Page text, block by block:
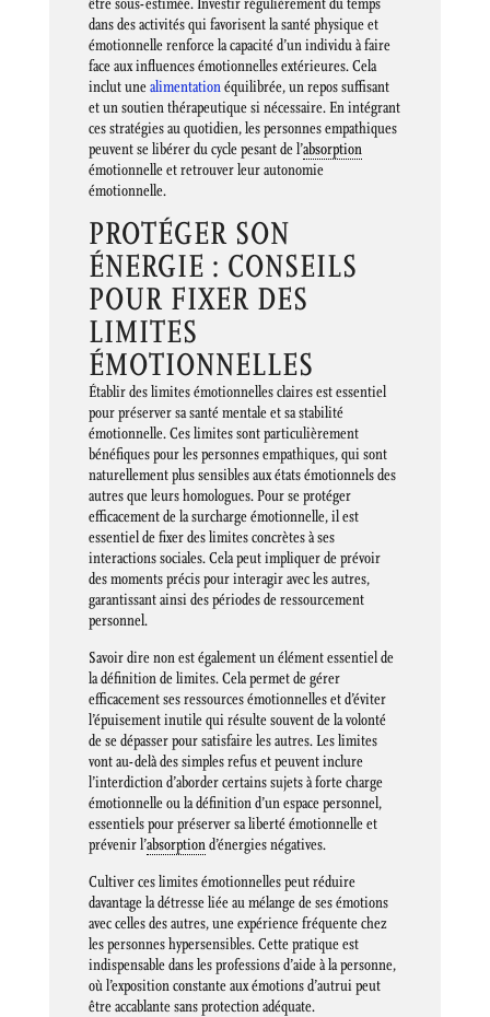
dans des activités qui favorisent la santé physique et
émotionnelle renforce la capacité d’un individu à faire
face aux influences émotionnelles extérieures. Cela
inclut unealimentationéquilibrée, un repos suffisant
et un soutien thérapeutique si nécessaire. En intégrant
ces stratégies au quotidien, les personnes empathiques
peuvent se libérer du cycle pesant de l’absorption
émotionnelle et retrouver leur autonomie
émotionnelle.
PROTÉGER SON
ÉNERGIE : CONSEILS
POUR FIXER DES
LIMITES
ÉMOTIONNELLES
Établir des limites émotionnelles claires est essentiel
pour préserver sa santé mentale et sa stabilité
émotionnelle. Ces limites sont particulièrement
bénéfiques pour les personnes empathiques, qui sont
naturellement plus sensibles aux états émotionnels des
autres que leurs homologues. Pour se protéger
efficacement de la surcharge émotionnelle, il est
essentiel de fixer des limites concrètes à ses
interactions sociales. Cela peut impliquer de prévoir
des moments précis pour interagir avec les autres,
garantissant ainsi des périodes de ressourcement
personnel.
Savoir dire non est également un élément essentiel de
la définition de limites. Cela permet de gérer
efficacement ses ressources émotionnelles et d’éviter
l’épuisement inutile qui résulte souvent de la volonté
de se dépasser pour satisfaire les autres. Les limites
vont au-delà des simples refus et peuvent inclure
l’interdiction d’aborder certains sujets à forte charge
émotionnelle ou la définition d’un espace personnel,
essentiels pour préserver sa liberté émotionnelle et
prévenir l’absorptiond’énergies négatives.
Cultiver ces limites émotionnelles peut réduire
davantage la détresse liée au mélange de ses émotions
avec celles des autres, une expérience fréquente chez
les personnes hypersensibles. Cette pratique est
indispensable dans les professions d’aide à la personne,
où l’exposition constante aux émotions d’autrui peut
être accablante sans protection adéquate.